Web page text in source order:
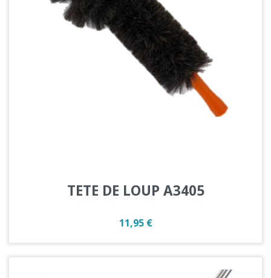
TETE DE LOUP A3405
Prix
11,95 €